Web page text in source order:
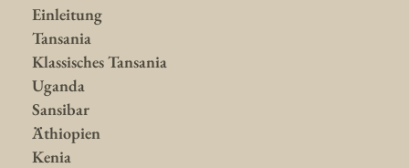
Einleitung
Tansania
Klassisches Tansania
Uganda
Sansibar
Äthiopien
Kenia